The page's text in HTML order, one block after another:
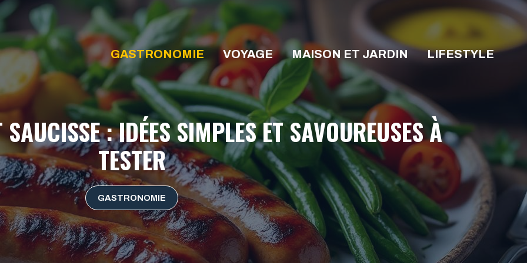
GASTRONOMIE VOYAGE MAISON ET JARDIN LIFESTYLE
: IDÉES SIMPLES ET SAVOUREUSES À
TESTER
GASTRONOMIE